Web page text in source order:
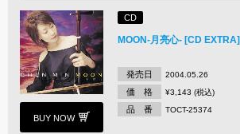
BUY NOW
CD
MOON-月亮心- [CD EXTRA]
発売日 2004.05.26
価 格 ¥3,143 (税込)
品 番 TOCT-25374